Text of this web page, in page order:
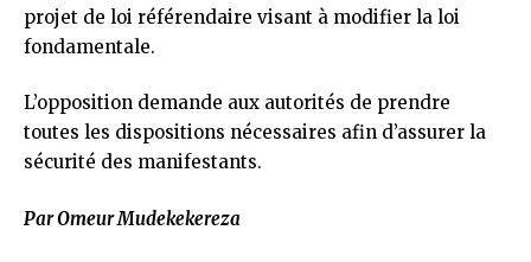
projet de loi référendaire visant à modifier la loi
fondamentale.
L’opposition demande aux autorités de prendre
toutes les dispositions nécessaires afin d’assurer la
sécurité des manifestants.
Par Omeur Mudekekereza